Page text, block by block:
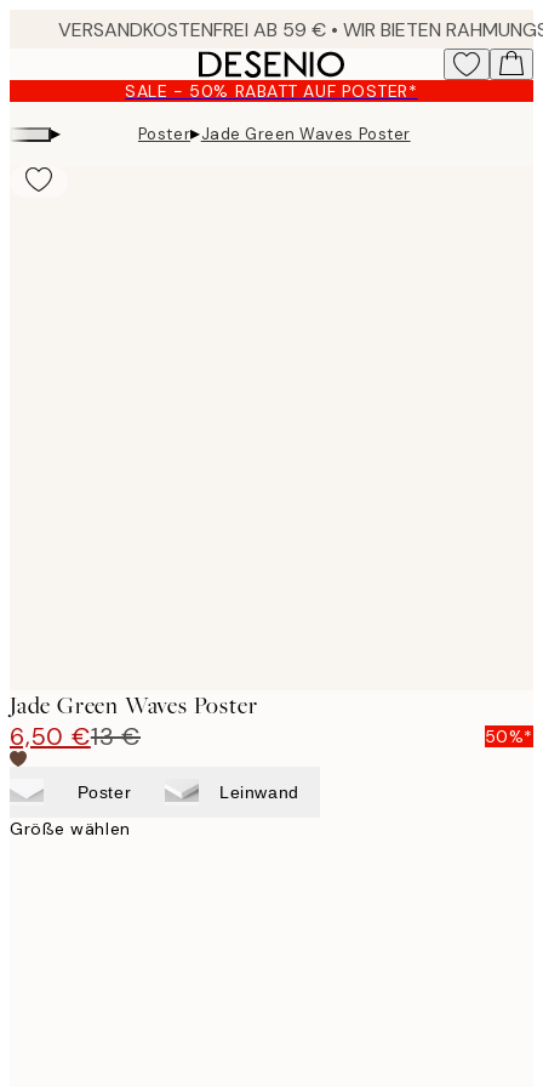
content.
SALE - 50% RABATT AUF POSTER*
▸ Poster▸Jade Green Waves Poster
Jade Green Waves Poster
6,50 €13 € 50%*
Poster Leinwand
Größe wählen